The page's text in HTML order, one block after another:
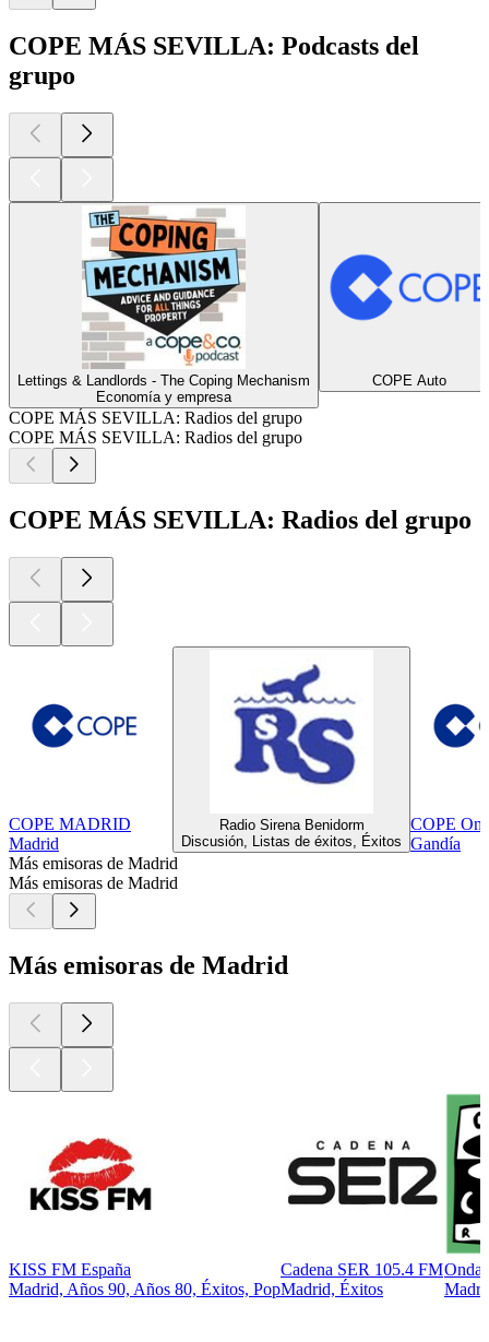
COPE MÁS SEVILLA: Podcasts del
grupo
Lettings & Landlords - The Coping Mechanism
Economía y empresa
COPE Auto
COPE MÁS SEVILLA: Radios del grupo
COPE MÁS SEVILLA: Radios del grupo
COPE MÁS SEVILLA: Radios del grupo
COPE MADRID
Madrid
Radio Sirena Benidorm
Discusión, Listas de éxitos, Éxitos
COPE
Gandía
Más emisoras de Madrid
Más emisoras de Madrid
Más emisoras de Madrid
KISS FM España
Madrid, Años 90, Años 80, Éxitos, Pop
Cadena SER 105.4 FM
Madrid, Éxitos
Onda